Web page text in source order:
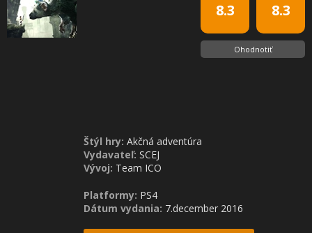
8.3 8.3
Ohodnotiť
Štýl hry: Akčná adventúra
Vydavateľ: SCEJ
Vývoj: Team ICO
Platformy: PS4
Dátum vydania: 7.december 2016